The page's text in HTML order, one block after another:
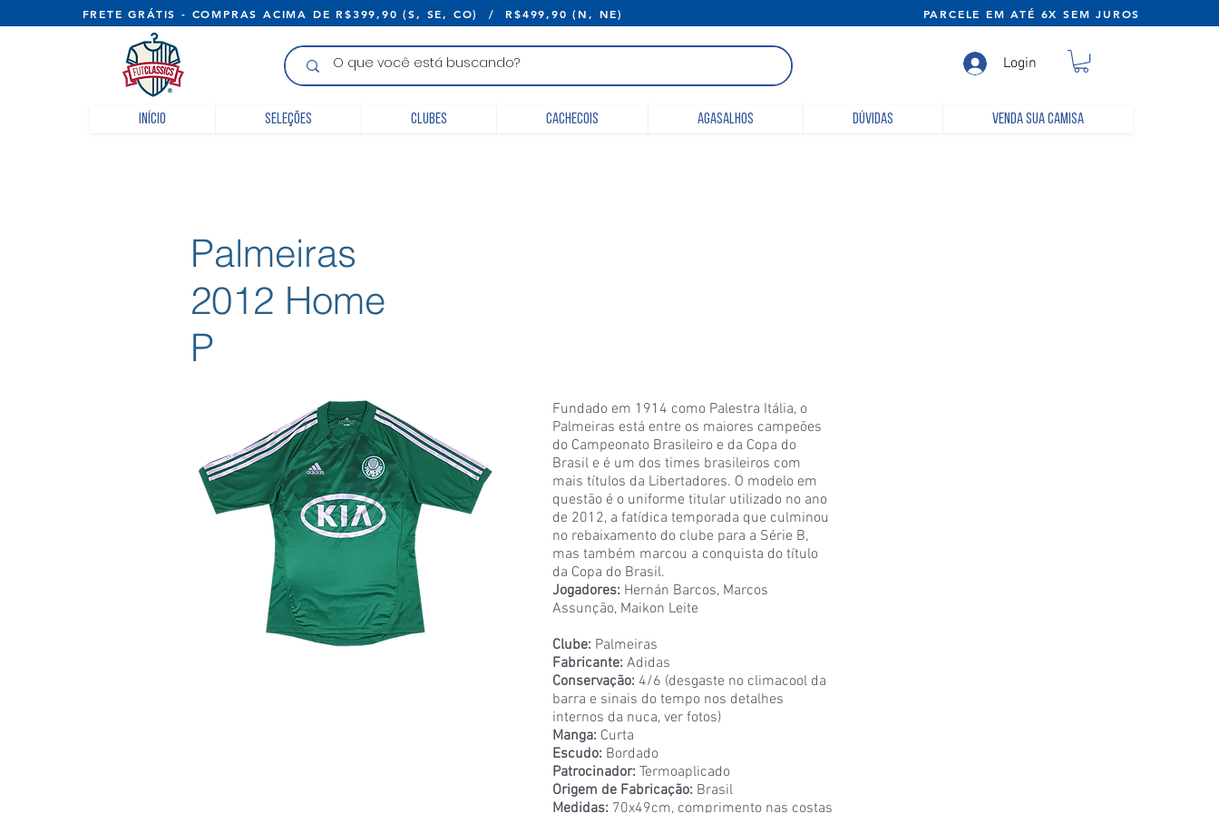
FRETE GRÁTIS - COMPRAS ACIMA DE R$399,90 (S, SE, CO) / R$499,90 (N, NE) PARCELE EM ATÉ 6X SEM JUROS
Login
Início Seleções Clubes Cachecois Agasalhos Dúvidas Venda sua camisa
Palmeiras
2012 Home
P
Fundado em 1914 como Palestra Itália, o
Palmeiras está entre os maiores campeões
do Campeonato Brasileiro e da Copa do
Brasil e é um dos times brasileiros com
mais títulos da Libertadores. O modelo em
questão é o uniforme titular utilizado no ano
de 2012, a fatídica temporada que culminou
no rebaixamento do clube para a Série B,
mas também marcou a conquista do título
da Copa do Brasil.
Jogadores: Hernán Barcos, Marcos
Assunção, Maikon Leite
Clube: Palmeiras
Fabricante: Adidas
Conservação: 4/6 (desgaste no climacool da
barra e sinais do tempo nos detalhes
internos da nuca, ver fotos)
Manga: Curta
Escudo: Bordado
Patrocinador: Termoaplicado
Origem de Fabricação: Brasil
Medidas: 70x49cm, comprimento nas costas